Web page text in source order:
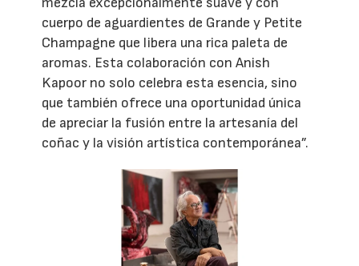
cuerpo de aguardientes de Grande y Petite
Champagne que libera una rica paleta de
aromas. Esta colaboración con Anish
Kapoor no solo celebra esta esencia, sino
que también ofrece una oportunidad única
de apreciar la fusión entre la artesanía del
coñac y la visión artística contemporánea”.